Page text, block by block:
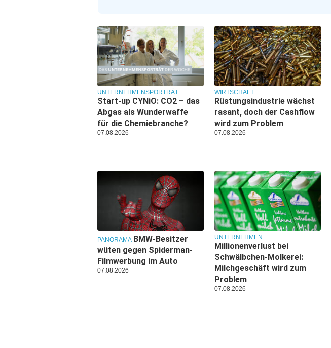
UNTERNEHMENSPORTRÄT
Start-up CYNiO: CO2 – das
Abgas als Wunderwaffe
für die Chemiebranche?
07.08.2026
WIRTSCHAFT
Rüstungsindustrie wächst
rasant, doch der Cashflow
wird zum Problem
07.08.2026
PANORAMA BMW-Besitzer
wüten gegen Spiderman-
Filmwerbung im Auto
07.08.2026
UNTERNEHMEN
Millionenverlust bei
Schwälbchen-Molkerei:
Milchgeschäft wird zum
Problem
07.08.2026